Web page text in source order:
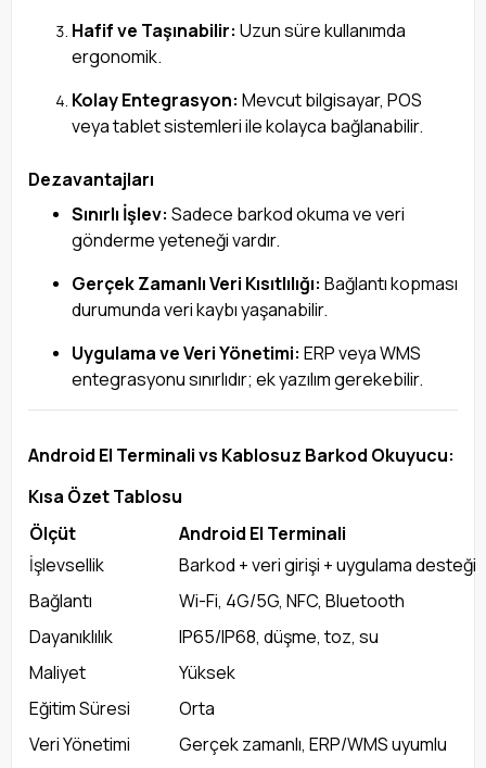
Hafif ve Taşınabilir: Uzun süre kullanımda
ergonomik.
Kolay Entegrasyon: Mevcut bilgisayar, POS
veya tablet sistemleri ile kolayca bağlanabilir.
Dezavantajları
Sınırlı İşlev: Sadece barkod okuma ve veri
gönderme yeteneği vardır.
Gerçek Zamanlı Veri Kısıtlılığı: Bağlantı kopması
durumunda veri kaybı yaşanabilir.
Uygulama ve Veri Yönetimi: ERP veya WMS
entegrasyonu sınırlıdır; ek yazılım gerekebilir.
Android El Terminali vs Kablosuz Barkod Okuyucu:
Kısa Özet Tablosu
Ölçüt
Android El Terminali
İşlevsellik
Barkod + veri girişi + uygulama desteği
Bağlantı
Wi-Fi, 4G/5G, NFC, Bluetooth
Dayanıklılık
IP65/IP68, düşme, toz, su
Maliyet
Yüksek
Eğitim Süresi
Orta
Veri Yönetimi
Gerçek zamanlı, ERP/WMS uyumlu